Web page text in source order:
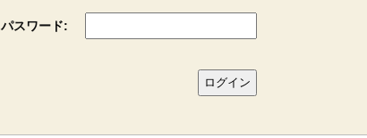
パスワード: